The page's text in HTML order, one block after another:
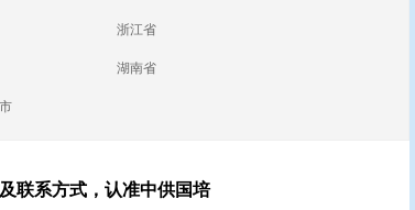
浙江省
湖南省
联系方式，认准中供国培